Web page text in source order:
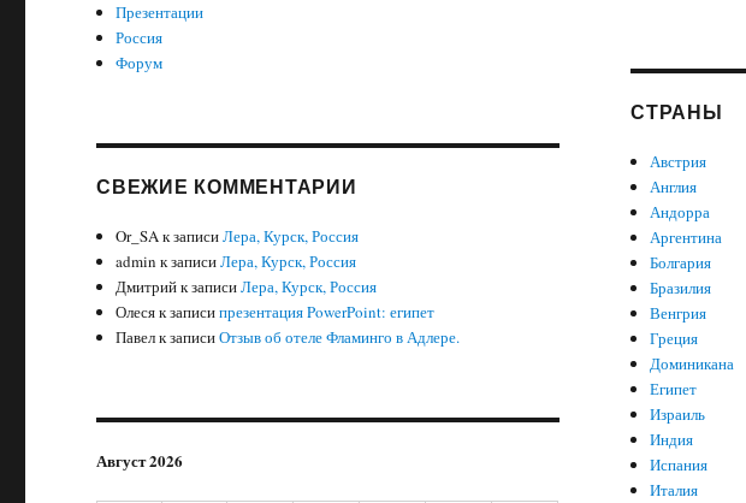
Презентации
Россия
Форум
СВЕЖИЕ КОММЕНТАРИИ
Or_SAк записиЛера, Курск, Россия
admin к записиЛера, Курск, Россия
Дмитрийк записиЛера, Курск, Россия
Олесяк записипрезентация PowerPoint: египет
Павелк записиОтзыв об отеле Фламинго в Адлере.
Август 2026
СТРАНЫ
Австрия
Англия
Андорра
Аргентина
Болгария
Бразилия
Венгрия
Греция
Доминикана
Египет
Израиль
Индия
Испания
Италия